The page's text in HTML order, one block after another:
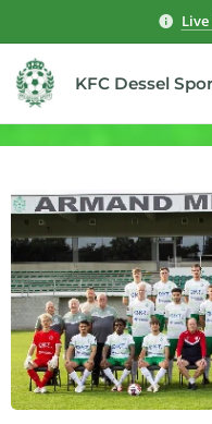
KFC Dessel